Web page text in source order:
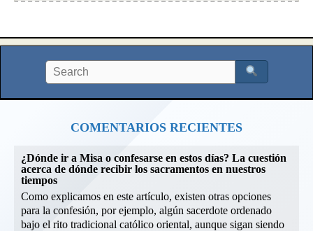
COMENTARIOS RECIENTES
¿Dónde ir a Misa o confesarse en estos días? La cuestión
acerca de dónde recibir los sacramentos en nuestros
tiempos
Como explicamos en este artículo, existen otras opciones
para la confesión, por ejemplo, algún sacerdote ordenado
bajo el rito tradicional católico oriental, aunque sigan siendo